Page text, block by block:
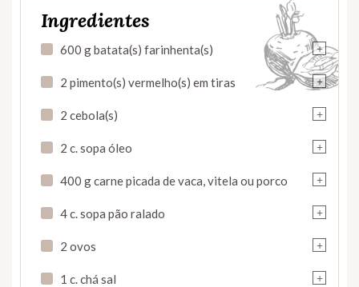
Ingredientes
+
600 g batata(s) farinhenta(s)
+
2 pimento(s) vermelho(s) em tiras
+
2 cebola(s)
+
2 c. sopa óleo
+
400 g carne picada de vaca, vitela ou porco
+
4 c. sopa pão ralado
+
2 ovos
+
1 c. chá sal